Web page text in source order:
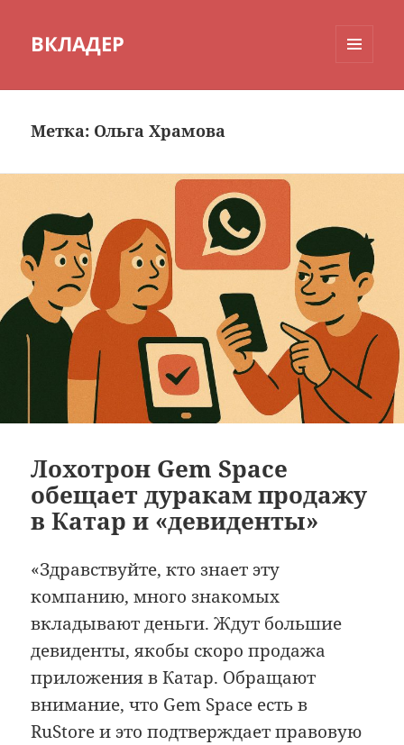
ВКЛАДЕР
Метка: Ольга Храмова
Лохотрон Gem Space
обещает дуракам продажу
в Катар и «девиденты»
«Здравствуйте, кто знает эту
компанию, много знакомых
вкладывают деньги. Ждут большие
девиденты, якобы скоро продажа
приложения в Катар. Обращают
внимание, что Gem Space есть в
RuStore и это подтверждает правовую